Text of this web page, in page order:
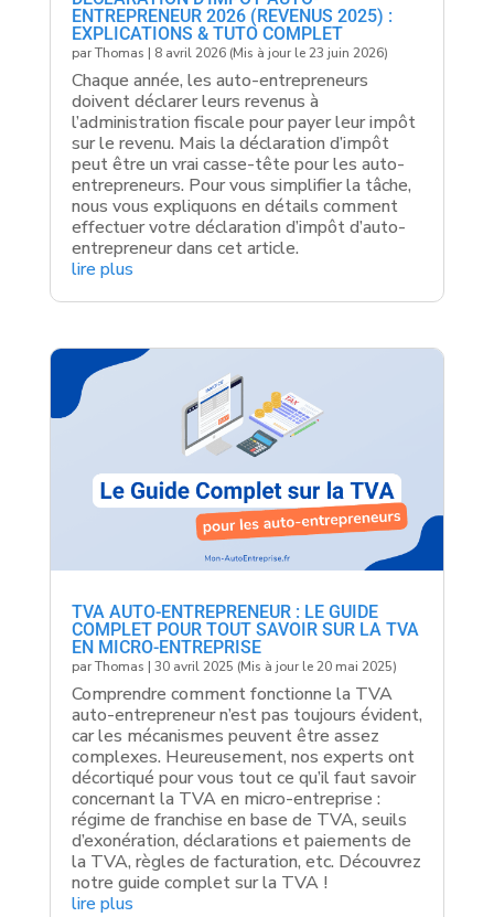
ENTREPRENEUR 2026 (REVENUS 2025) :
EXPLICATIONS & TUTO COMPLET
parThomas | 8 avril 2026 (Mis à jour le 23 juin 2026)
Chaque année, les auto-entrepreneurs
doivent déclarer leurs revenus à
l’administration fiscale pour payer leur impôt
sur le revenu. Mais la déclaration d’impôt
peut être un vrai casse-tête pour les auto-
entrepreneurs. Pour vous simplifier la tâche,
nous vous expliquons en détails comment
effectuer votre déclaration d’impôt d’auto-
entrepreneur dans cet article.
lire plus
TVA AUTO-ENTREPRENEUR : LE GUIDE
COMPLET POUR TOUT SAVOIR SUR LA TVA
EN MICRO-ENTREPRISE
parThomas | 30 avril 2025 (Mis à jour le 20 mai 2025)
Comprendre comment fonctionne la TVA
auto-entrepreneur n’est pas toujours évident,
car les mécanismes peuvent être assez
complexes. Heureusement, nos experts ont
décortiqué pour vous tout ce qu’il faut savoir
concernant la TVA en micro-entreprise :
régime de franchise en base de TVA, seuils
d’exonération, déclarations et paiements de
la TVA, règles de facturation, etc. Découvrez
notre guide complet sur la TVA !
lire plus